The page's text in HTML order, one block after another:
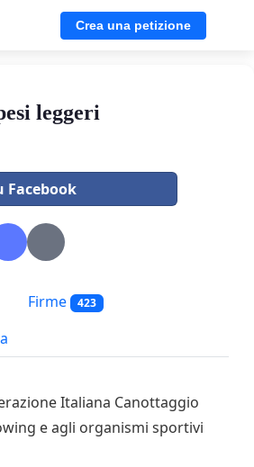
Crea una petizione
leggeri
Facebook
Firme 423
Italiana Canottaggio
e agli organismi sportivi